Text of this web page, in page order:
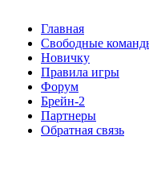
Главная
Свободные
Новичку
Правила игры
Форум
Брейн-2
Партнеры
Обратная связь